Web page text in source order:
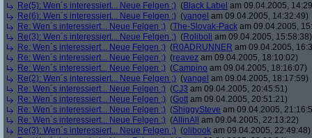
Re(5): Wen´s interessiert... Neue Felgen ;) (Black Label am 09.04.2005,
Re(6): Wen´s interessiert... Neue Felgen ;) (yangel am 09.04.2005, 14:32:49)
Re: Wen´s interessiert... Neue Felgen ;) (The-Slovak-Pack am 09.04.2005,
Re(3): Wen´s interessiert... Neue Felgen ;) (Roliboli am 09.04.2005, 15:58:38)
Re: Wen´s interessiert... Neue Felgen ;) (R0ADRUNNER am 09.04.2005,
Re: Wen´s interessiert... Neue Felgen ;) (reavez am 09.04.2005, 18:10:02)
Re: Wen´s interessiert... Neue Felgen ;) (Campino am 09.04.2005, 18:16:07)
Re(2): Wen´s interessiert... Neue Felgen ;) (yangel am 09.04.2005, 18:17:59)
Re: Wen´s interessiert... Neue Felgen ;) (CJ3 am 09.04.2005, 20:45:51)
Re: Wen´s interessiert... Neue Felgen ;) (Gott am 09.04.2005, 20:51:21)
Re: Wen´s interessiert... Neue Felgen ;) (ShiggySteve am 09.04.2005,
Re: Wen´s interessiert... Neue Felgen ;) (AllinAll
am 09.04.2005, 22:13:22)
Re(3): Wen´s interessiert... Neue Felgen ;) (olibook am 09.04.2005, 22:49:48)